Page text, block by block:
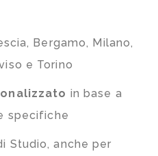
Bergamo, Milano,
e Torino
in base a
specifiche
Studio, anche per